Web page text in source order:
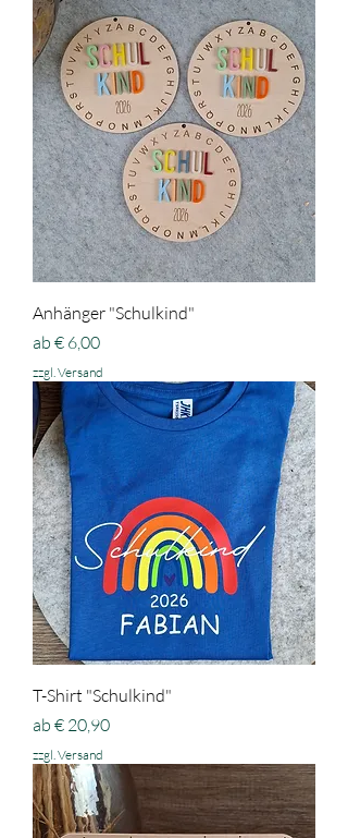
Anhänger "Schulkind"
ab € 6,00
Sale-Preis
zzgl. Versand
T-Shirt "Schulkind"
ab € 20,90
Sale-Preis
zzgl. Versand